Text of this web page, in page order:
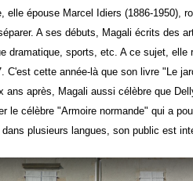
elle épouse Marcel Idiers (1886-1950),
A ses débuts, Magali écrits des
dramatique, sports, etc. A ce sujet, elle
C'est cette année-là que son livre "Le
ans après, Magali aussi célèbre que
le célèbre "Armoire normande" qui a
plusieurs langues, son public est